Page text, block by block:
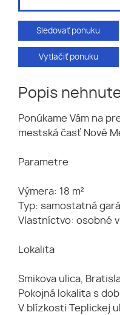
Sledovať ponuku
Vytlačiť ponuku
Popis
Ponúkame Vám na
mestská časť Nové
Parametre
Výmera: 18 m²
Typ: samostatná
Vlastníctvo: osobné
Lokalita
Smikova ulica,
Pokojná lokalita s
V blízkosti Teplickej